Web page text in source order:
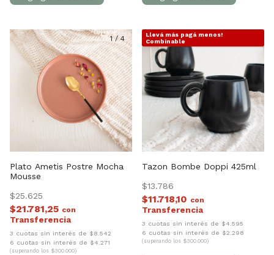
1/4
Plato Ametis Postre Mocha
Mousse
$25.625
$21.781,25 con
3 cuotas sin interés de $8.542
6 cuotas sin interés de $4.271
(superando los $300.000)
Llevá más pagá menos!
Combinable
Tazon Bombe Doppi 425ml
$13.786
$11.718,10 con
3 cuotas sin interés de $4.595
6 cuotas sin interés de $2.298
(superando los $300.000)